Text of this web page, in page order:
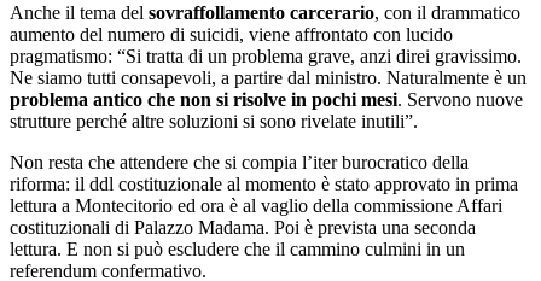
Anche il tema del sovraffollamento carcerario, con il drammatico
aumento del numero di suicidi, viene affrontato con lucido
pragmatismo: “Si tratta di un problema grave, anzi direi gravissimo.
Ne siamo tutti consapevoli, a partire dal ministro. Naturalmente è un
problema antico che non si risolve in pochi mesi. Servono nuove
strutture perché altre soluzioni si sono rivelate inutili”.
Non resta che attendere che si compia l’iter burocratico della
riforma: il ddl costituzionale al momento è stato approvato in prima
lettura a Montecitorio ed ora è al vaglio della commissione Affari
costituzionali di Palazzo Madama. Poi è prevista una seconda
lettura. E non si può escludere che il cammino culmini in un
referendum confermativo.